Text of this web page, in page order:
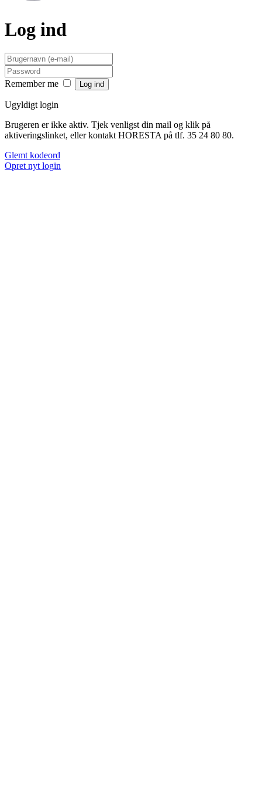
Log ind
Remember me
Ugyldigt login
Brugeren er ikke aktiv. Tjek venligst din mail og klik på
aktiveringslinket, eller kontakt HORESTA på tlf. 35 24 80 80.
Glemt kodeord
Opret nyt login